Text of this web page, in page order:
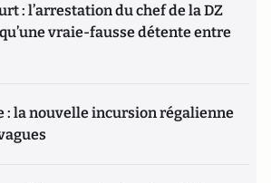
: l’arrestation du chef de la DZ
vraie-fausse détente entre
: la nouvelle incursion régalienne